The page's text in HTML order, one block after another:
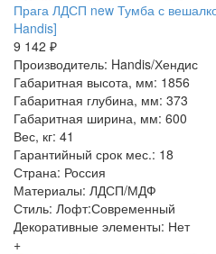
Прага ЛДСП new Тумба с
Handis]
9 142 ₽
Производитель: Handis/Хендис
Габаритная высота, мм: 1856
Габаритная глубина, мм: 373
Габаритная ширина, мм: 600
Вес, кг: 41
Гарантийный срок мес.: 18
Страна: Россия
Материалы: ЛДСП/МДФ
Стиль: Лофт:Современный
Декоративные элементы: Нет
+